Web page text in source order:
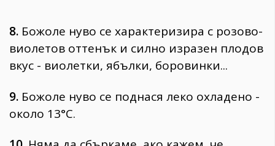
8. Божоле нуво се характеризира с розово-
виолетов оттенък и силно изразен плодов
вкус - виолетки, ябълки, боровинки...
9. Божоле нуво се поднася леко охладено -
около 13°C.